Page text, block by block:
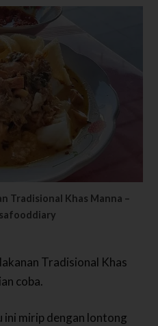
Tradisional Khas Manna –
Tradisional Khas
coba.
ini mirip dengan lontong